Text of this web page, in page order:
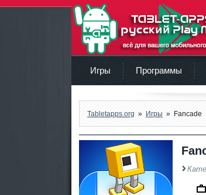
Игры Программы
Tabletapps.org » Игры » Fancade